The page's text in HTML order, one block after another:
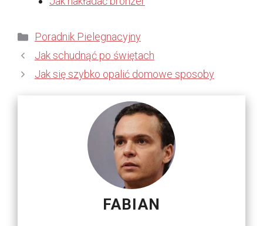
Kategorie
Poradnik Pielegnacyjny
Jak schudnąć po świętach
Jak się szybko opalić domowe sposoby
FABIAN